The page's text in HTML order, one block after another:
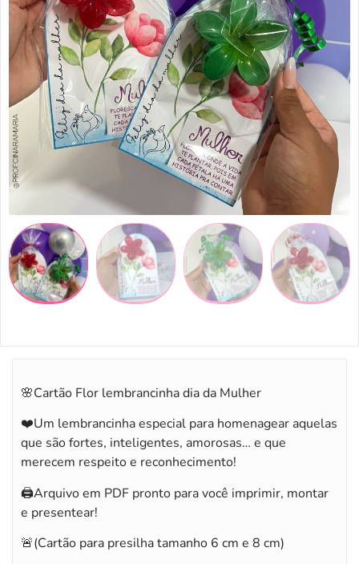
🌸Cartão Flor lembrancinha dia da Mulher
❤️Um lembrancinha especial para homenagear aquelas
que são fortes, inteligentes, amorosas… e que
merecem respeito e reconhecimento!
🖨️Arquivo em PDF pronto para você imprimir, montar
e presentear!
🚨(Cartão para presilha tamanho 6 cm e 8 cm)